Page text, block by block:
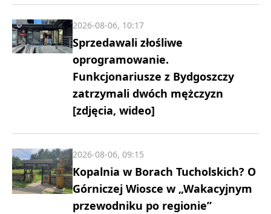
Sprzedawali złośliwe
oprogramowanie.
Funkcjonariusze z Bydgoszczy
zatrzymali dwóch mężczyzn
[zdjęcia, wideo]
2026-08-06, 10:17
Kopalnia w Borach Tucholskich? O
Górniczej Wiosce w „Wakacyjnym
przewodniku po regionie”
2026-08-06, 09:15